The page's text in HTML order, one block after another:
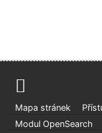
Mapa stránek
Modul OpenSearch